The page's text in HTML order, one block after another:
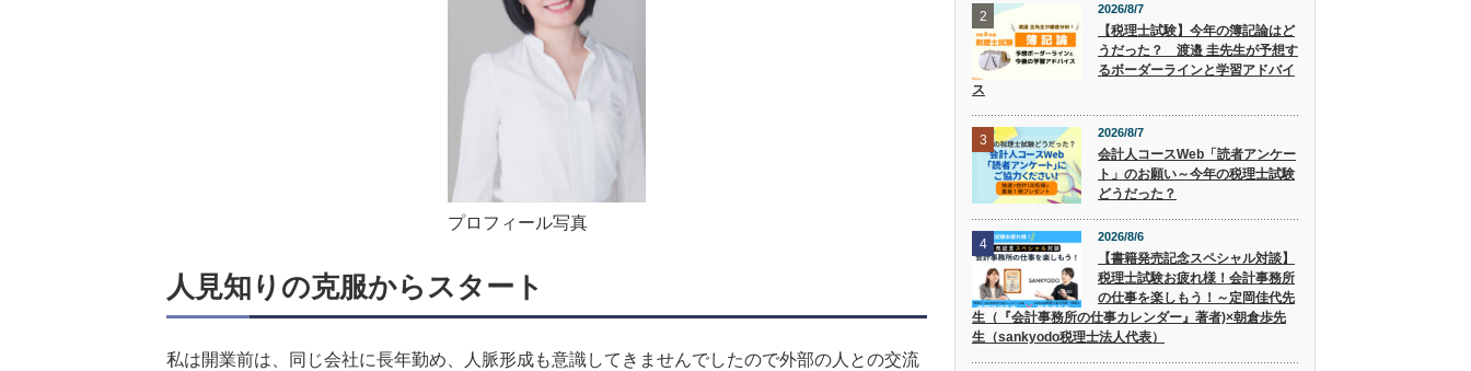
プロフィール写真
人見知りの克服からスタート
私は開業前は、同じ会社に長年勤め、人脈形成も意識してきませんでしたので外部の人との交流
2 2026/8/7
【税理士試験】今年の簿記論はど
うだった？ 渡邉 圭先生が予想す
るボーダーラインと学習アドバイ
ス
3 2026/8/7
会計人コースWeb「読者アンケー
ト」のお願い～今年の税理士試験
どうだった？
4 2026/8/6
【書籍発売記念スペシャル対談】
税理士試験お疲れ様！会計事務所
の仕事を楽しもう！～定岡佳代先
生（『会計事務所の仕事カレンダー』著者)×朝倉歩先
生（sankyodo税理士法人代表）